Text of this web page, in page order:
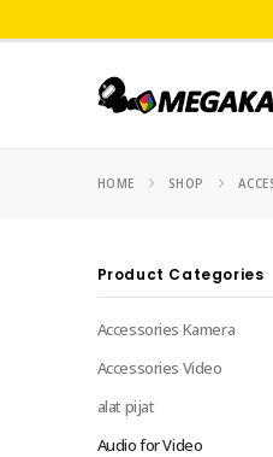
HOME SHOP
Product Categories
Accessories Kamera
Accessories Video
alat pijat
Audio for Video